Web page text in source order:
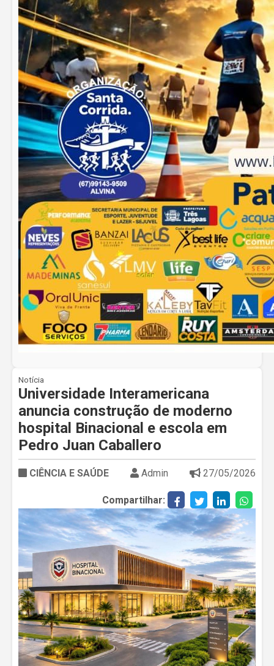
Notícia
Universidade Interamericana
anuncia construção de moderno
hospital Binacional e escola em
Pedro Juan Caballero
CIÊNCIA E SAÚDE Admin 27/05/2026
Compartilhar: